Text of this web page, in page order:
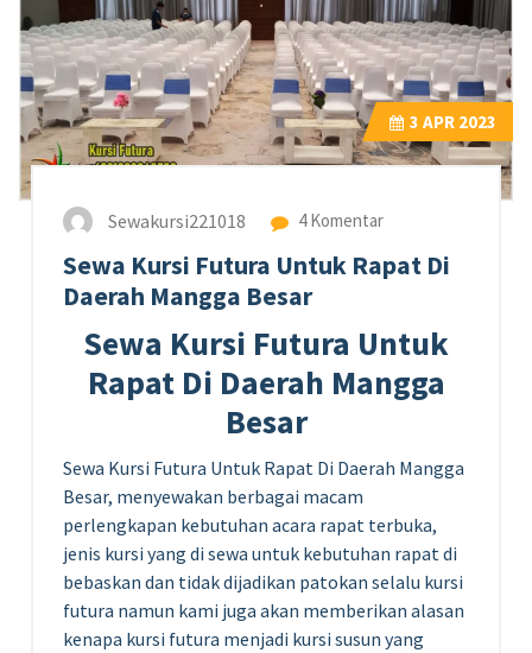
3 APR 2023
Sewakursi221018 4 Komentar
Sewa Kursi Futura Untuk Rapat Di
Daerah Mangga Besar
Sewa Kursi Futura Untuk
Rapat Di Daerah Mangga
Besar
Sewa Kursi Futura Untuk Rapat Di Daerah Mangga
Besar, menyewakan berbagai macam
perlengkapan kebutuhan acara rapat terbuka,
jenis kursi yang di sewa untuk kebutuhan rapat di
bebaskan dan tidak dijadikan patokan selalu kursi
futura namun kami juga akan memberikan alasan
kenapa kursi futura menjadi kursi susun yang